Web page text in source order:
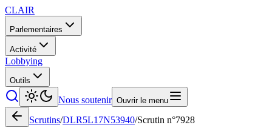
CLAIR
Parlementaires
Activité
Lobbying
Outils
Nous soutenir Ouvrir le menu
Scrutins/DLR5L17N53940/Scrutin n°7928